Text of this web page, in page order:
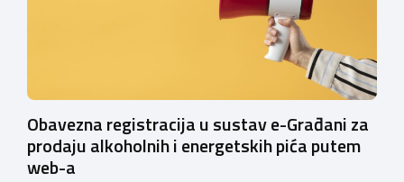
Obavezna registracija u sustav e-Građani za
prodaju alkoholnih i energetskih pića putem
web-a